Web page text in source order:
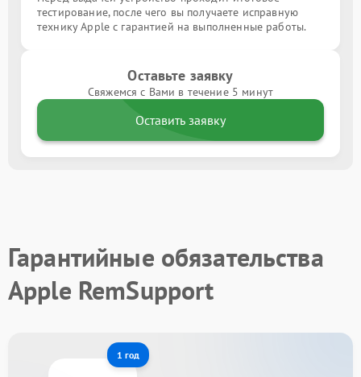
тестирование, после чего вы получаете исправную
технику Apple с гарантией на выполненные работы.
Оставьте заявку
Свяжемся с Вами в течение 5 минут
Оставить заявку
Гарантийные обязательства
Apple RemSupport
1 год